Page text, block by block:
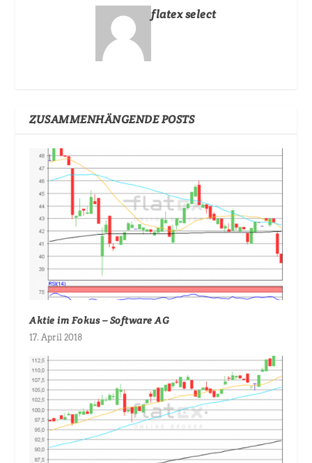
flatex select
ZUSAMMENHÄNGENDE POSTS
Aktie im Fokus – Software AG
17. April 2018